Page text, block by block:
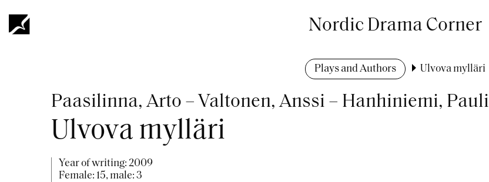
main
Nordic Drama Corner
Plays and Authors Ulvova mylläri
Paasilinna, Arto – Valtonen, Anssi – Hanhiniemi, Pauli
Ulvova mylläri
Year of writing: 2009
Female: 15, male: 3